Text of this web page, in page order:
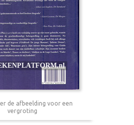
de afbeelding voor een
vergroting